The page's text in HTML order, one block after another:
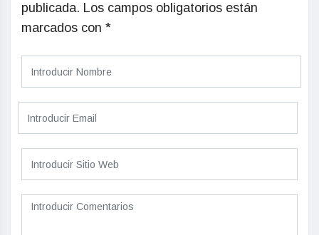
publicada. Los campos obligatorios están
marcados con *